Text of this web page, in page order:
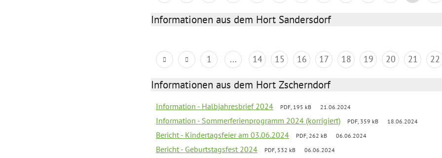
Informationen aus dem Hort Sandersdorf
1 ... 14 15 16 17 18 19 20 21 22
Informationen aus dem Hort Zscherndorf
Information - Halbjahresbrief 2024 PDF, 195 kB 21.06.2024
Information - Sommerferienprogramm 2024 (korrigiert) PDF, 359 kB 18.06.2024
Bericht - Kindertagsfeier am 03.06.2024 PDF, 262 kB 06.06.2024
Bericht - Geburtstagsfest 2024 PDF, 532 kB 06.06.2024